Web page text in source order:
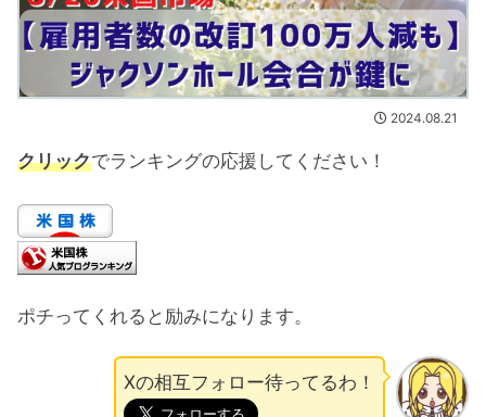
2024.08.21
クリックでランキングの応援してください！
ポチってくれると励みになります。
Xの相互フォロー待ってるわ！